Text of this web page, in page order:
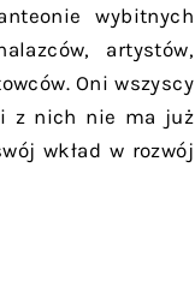
wybitnych
artystów,
Oni wszyscy
z nich nie ma już
wkład w rozwój